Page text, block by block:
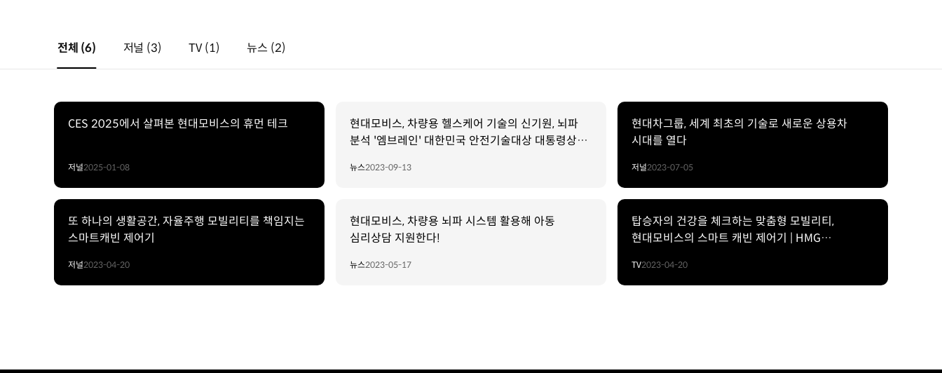
전체 (6) 저널 (3) TV(1) 뉴스 (2)
CES 2025에서 살펴본 현대모비스의 휴먼 테크
저널2025-01-08
현대모비스, 차량용 헬스케어 기술의 신기원, 뇌파
분석 '엠브레인' 대한민국 안전기술대상 대통령상
뉴스2023-09-13
현대차그룹, 세계 최초의 기술로 새로운 상용차
시대를 열다
저널2023-07-05
또 하나의 생활공간, 자율주행 모빌리티를 책임지는
스마트캐빈 제어기
저널2023-04-20
현대모비스, 차량용 뇌파 시스템 활용해 아동
심리상담 지원한다!
뉴스2023-05-17
탑승자의 건강을 체크하는 맞춤형 모빌리티,
현대모비스의 스마트 캐빈 제어기 | HMG
TV2023-04-20